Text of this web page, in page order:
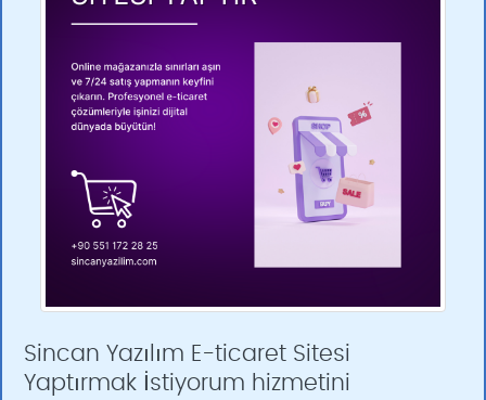
Sincan Yazılım E-ticaret Sitesi
Yaptırmak İstiyorum hizmetini